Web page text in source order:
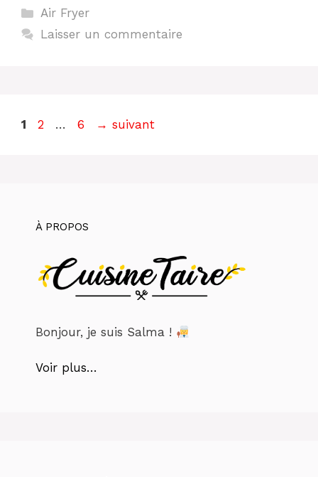
Catégories
Air Fryer
Laisser un commentaire
Page
1 Page
2 … Page
6 → suivant
À PROPOS
Bonjour, je suis Salma !
Voir plus…